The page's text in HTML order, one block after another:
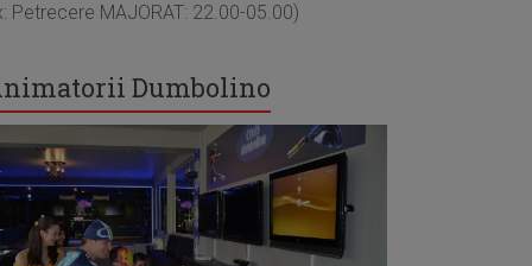
Petrecere MAJORAT: 22.00-05.00)
Dumbolino